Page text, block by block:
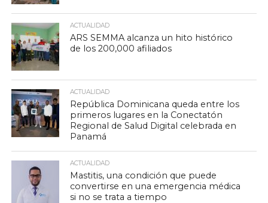
ACTUALIDAD
ARS SEMMA alcanza un hito histórico
de los 200,000 afiliados
ACTUALIDAD
República Dominicana queda entre los
primeros lugares en la Conectatón
Regional de Salud Digital celebrada en
Panamá
ACTUALIDAD
Mastitis, una condición que puede
convertirse en una emergencia médica
si no se trata a tiempo